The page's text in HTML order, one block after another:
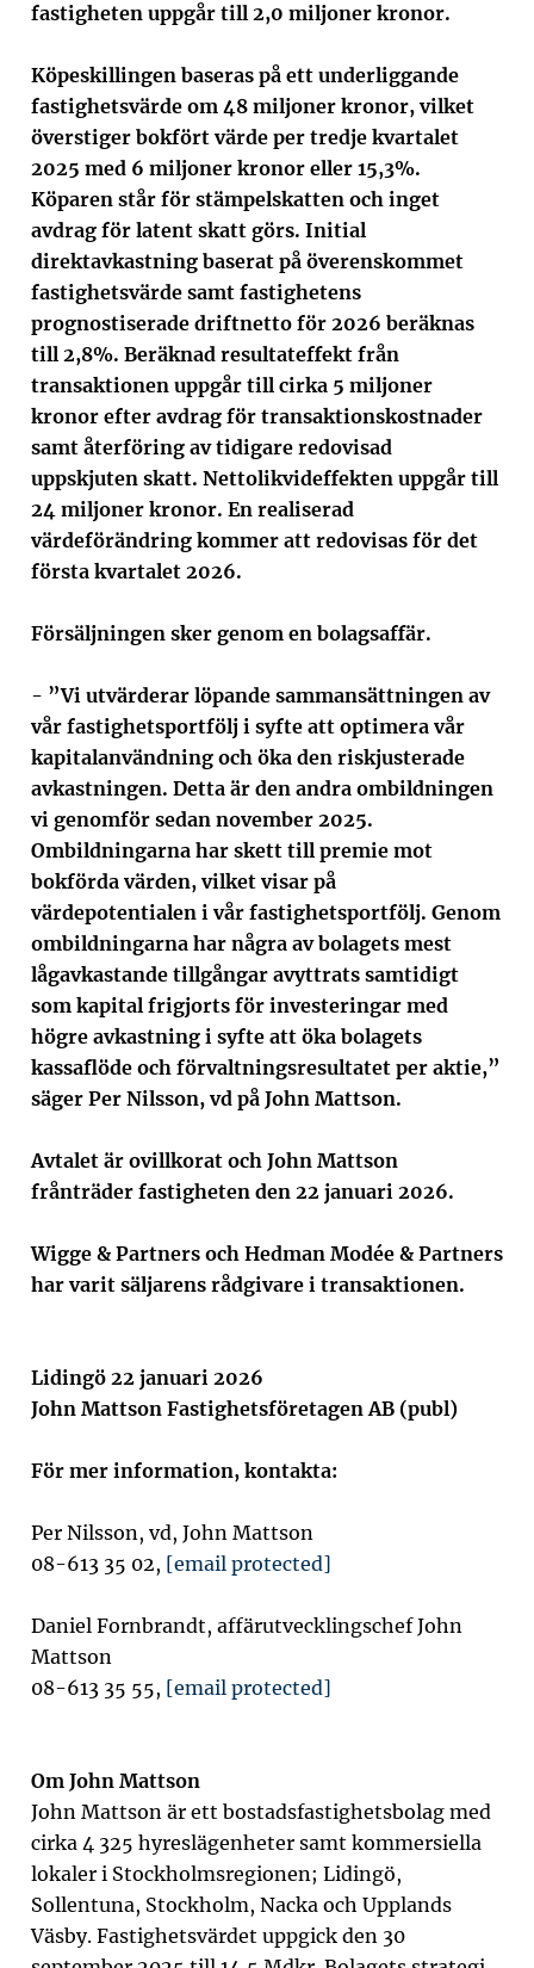
fastigheten uppgår till 2,0 miljoner kronor.
Köpeskillingen baseras på ett underliggande
fastighetsvärde om 48 miljoner kronor, vilket
överstiger bokfört värde per tredje kvartalet
2025 med 6 miljoner kronor eller 15,3%.
Köparen står för stämpelskatten och inget
avdrag för latent skatt görs. Initial
direktavkastning baserat på överenskommet
fastighetsvärde samt fastighetens
prognostiserade driftnetto för 2026 beräknas
till 2,8%. Beräknad resultateffekt från
transaktionen uppgår till cirka 5 miljoner
kronor efter avdrag för transaktionskostnader
samt återföring av tidigare redovisad
uppskjuten skatt. Nettolikvideffekten uppgår till
24 miljoner kronor. En realiserad
värdeförändring kommer att redovisas för det
första kvartalet 2026.
Försäljningen sker genom en bolagsaffär.
- ”Vi utvärderar löpande sammansättningen av
vår fastighetsportfölj i syfte att optimera vår
kapitalanvändning och öka den riskjusterade
avkastningen. Detta är den andra ombildningen
vi genomför sedan november 2025.
Ombildningarna har skett till premie mot
bokförda värden, vilket visar på
värdepotentialen i vår fastighetsportfölj. Genom
ombildningarna har några av bolagets mest
lågavkastande tillgångar avyttrats samtidigt
som kapital frigjorts för investeringar med
högre avkastning i syfte att öka bolagets
kassaflöde och förvaltningsresultatet per aktie,”
säger Per Nilsson, vd på John Mattson.
Avtalet är ovillkorat och John Mattson
frånträder fastigheten den 22 januari 2026.
Wigge & Partners och Hedman Modée & Partners
har varit säljarens rådgivare i transaktionen.
Lidingö 22 januari 2026
John Mattson Fastighetsföretagen AB (publ)
För mer information, kontakta:
Per Nilsson, vd, John Mattson
08-613 35 02, [email protected]
Daniel Fornbrandt, affärutvecklingschef John
Mattson
08-613 35 55, [email protected]
Om John Mattson
John Mattson är ett bostadsfastighetsbolag med
cirka 4 325 hyreslägenheter samt kommersiella
lokaler i Stockholmsregionen; Lidingö,
Sollentuna, Stockholm, Nacka och Upplands
Väsby. Fastighetsvärdet uppgick den 30